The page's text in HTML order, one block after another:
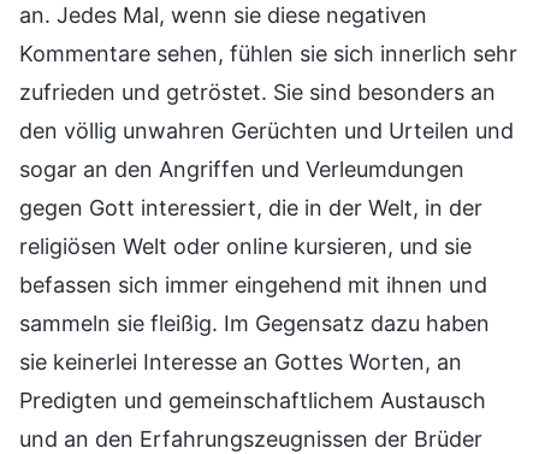
an. Jedes Mal, wenn sie diese negativen
Kommentare sehen, fühlen sie sich innerlich sehr
zufrieden und getröstet. Sie sind besonders an
den völlig unwahren Gerüchten und Urteilen und
sogar an den Angriffen und Verleumdungen
gegen Gott interessiert, die in der Welt, in der
religiösen Welt oder online kursieren, und sie
befassen sich immer eingehend mit ihnen und
sammeln sie fleißig. Im Gegensatz dazu haben
sie keinerlei Interesse an Gottes Worten, an
Predigten und gemeinschaftlichem Austausch
und an den Erfahrungszeugnissen der Brüder